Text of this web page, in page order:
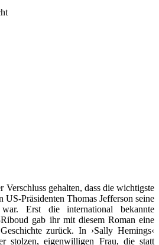
Verschluss gehalten, dass die wichtigste
US-Präsidenten Thomas Jefferson seine
Erst die international bekannte
gab ihr mit diesem Roman eine
zurück. In ›Sally Hemings‹
stolzen, eigenwilligen Frau, die statt